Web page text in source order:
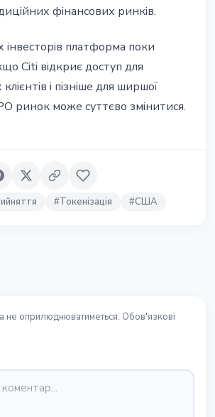
фінансових ринків.
інвесторів платформа поки
Citi відкриє доступ для
і пізніше для ширшої
ринок може суттєво змінитися.
#Токенізація #США
оприлюднюватиметься. Обов'язкові